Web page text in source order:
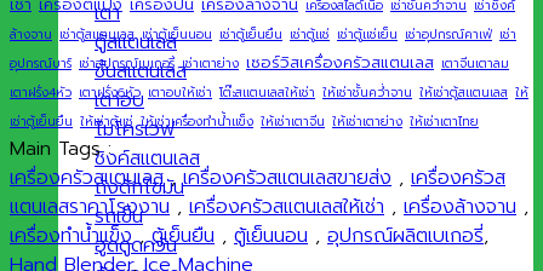
เตา
ตู้สแตนเลส
ชั้นสแตนเลส
เตาอบ
ไมโครเวฟ
ซิงค์สแตนเลส
ถังดักไขมัน
รถเข็น
ฮูดดูดควัน
เช่า เครื่องตีแป้ง เครื่องปั่น เครื่องล้างจาน เครื่องสไลด์เนื้อ เช่าชั้นคว่ำจาน เช่าซิงค์
ล้างจาน เช่าตู้สแตนเลส เช่าตู้เย็นนอน เช่าตู้เย็นยืน เช่าตู้แช่ เช่าตู้แช่เย็น เช่าอุปกรณ์คาเฟ่ เช่า
อุปกรณ์บาร์ เช่าอุปกรณ์เบเกอรี่ เช่าเตาย่าง เซอร์วิสเครื่องครัวสแตนเลส เตาจีนเตาลม
เตาฝรั่ง4หัว เตาฝรั่ง6หัว เตาอบให้เช่า โต๊ะสแตนเลสให้เช่า ให้เช่าชั้นคว่ำจาน ให้เช่าตู้สแตนเลส ให้
เช่าตู้เย็นยืน ให้เช่าตู้แช่ ให้เช่าเครื่องทำน้ำแข็ง ให้เช่าเตาจีน ให้เช่าเตาย่าง ให้เช่าเตาไทย
Main Tags :
เครื่องครัวสแตนเลส,เครื่องครัวสแตนเลสขายส่ง , เครื่องครัวส
แตนเลสราคาโรงงาน , เครื่องครัวสแตนเลสให้เช่า , เครื่องล้างจาน ,
เครื่องทำน้ำแข็ง,ตู้เย็นยืน , ตู้เย็นนอน , อุปกรณ์ผลิตเบเกอรี่,
Hand Blender,Ice Machine